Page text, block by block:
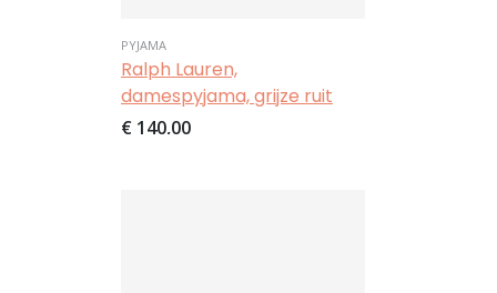
PYJAMA
Ralph Lauren,
damespyjama, grijze ruit
€ 140,00